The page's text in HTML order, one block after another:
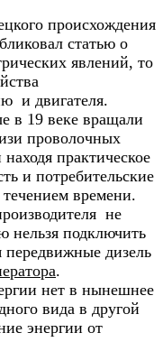
происхождения
статью о
явлений, то
и двигателя.
в 19 веке вращали
проволочных
практическое
и потребительские
течением времени.
не
нельзя подключить
передвижные дизель
.
нет в нынешнее
вида в другой
энергии от